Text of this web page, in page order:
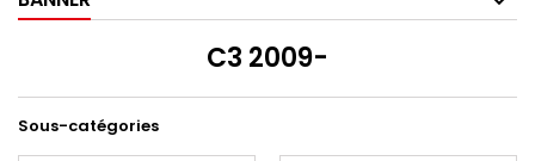
C3 2009-
Sous-catégories